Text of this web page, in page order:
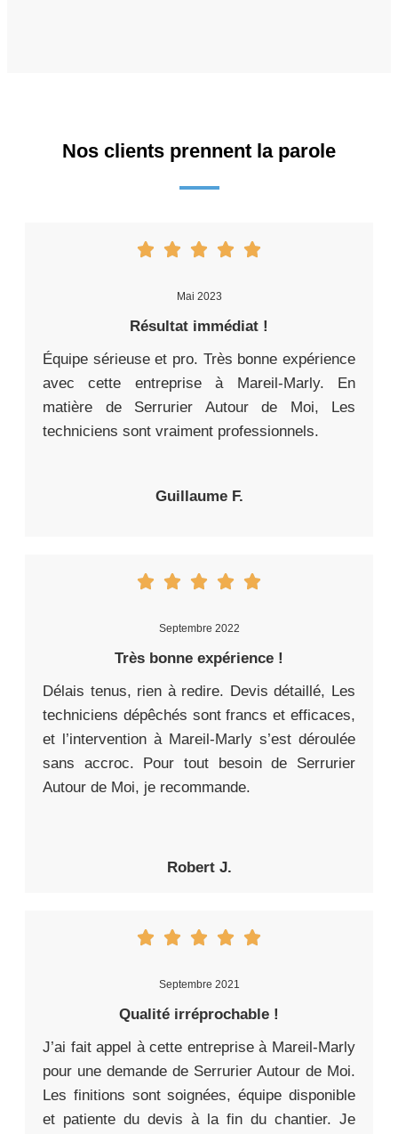
Nos clients prennent la parole
Mai 2023
Résultat immédiat !
Équipe sérieuse et pro. Très bonne expérience
avec cette entreprise à Mareil-Marly. En
matière de Serrurier Autour de Moi, Les
techniciens sont vraiment professionnels.
Guillaume F.
Septembre 2022
Très bonne expérience !
Délais tenus, rien à redire. Devis détaillé, Les
techniciens dépêchés sont francs et efficaces,
et l’intervention à Mareil-Marly s’est déroulée
sans accroc. Pour tout besoin de Serrurier
Autour de Moi, je recommande.
Robert J.
Septembre 2021
Qualité irréprochable !
J’ai fait appel à cette entreprise à Mareil-Marly
pour une demande de Serrurier Autour de Moi.
Les finitions sont soignées, équipe disponible
et patiente du devis à la fin du chantier. Je